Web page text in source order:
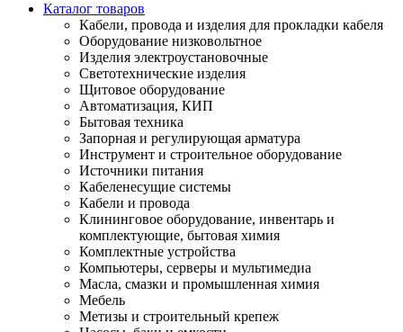
Каталог товаров
Кабели, провода и изделия для прокладки кабеля
Оборудование низковольтное
Изделия электроустановочные
Светотехнические изделия
Щитовое оборудование
Автоматизация, КИП
Бытовая техника
Запорная и регулирующая арматура
Инструмент и строительное оборудование
Источники питания
Кабеленесущие системы
Кабели и провода
Клининговое оборудование, инвентарь и
комплектующие, бытовая химия
Комплектные устройства
Компьютеры, серверы и мультимедиа
Масла, смазки и промышленная химия
Мебель
Метизы и строительный крепеж